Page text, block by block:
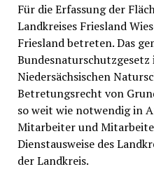
Für die Erfassung der
Landkreises Friesland
Friesland betreten. Das
Niedersächsischen
Betretungsrecht von
so weit wie notwendig in
Mitarbeiter und
Dienstausweise des
der Landkreis.